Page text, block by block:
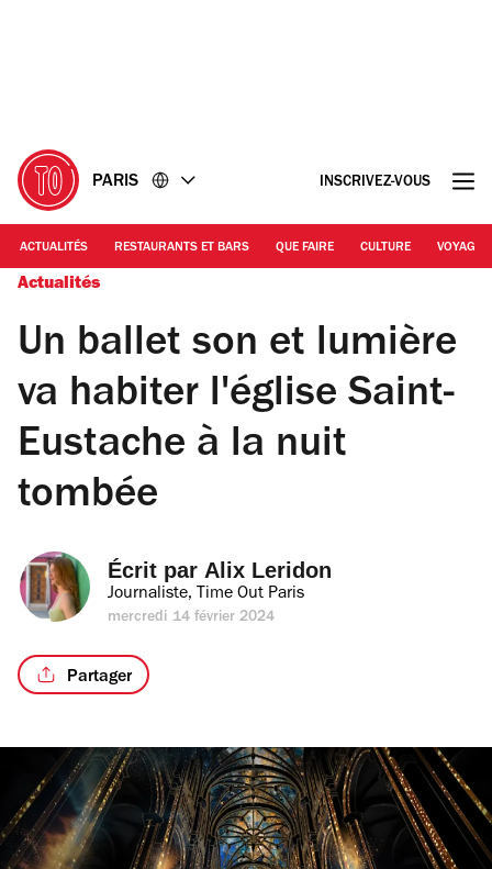
PARIS INSCRIVEZ-VOUS
ACTUALITÉS RESTAURANTS ET BARS QUE FAIRE CULTURE VOYAGE
Actualités
Un ballet son et lumière
va habiter l'église Saint-
Eustache à la nuit
tombée
Écrit par Alix Leridon
Journaliste, Time Out Paris
mercredi 14 février 2024
Partager